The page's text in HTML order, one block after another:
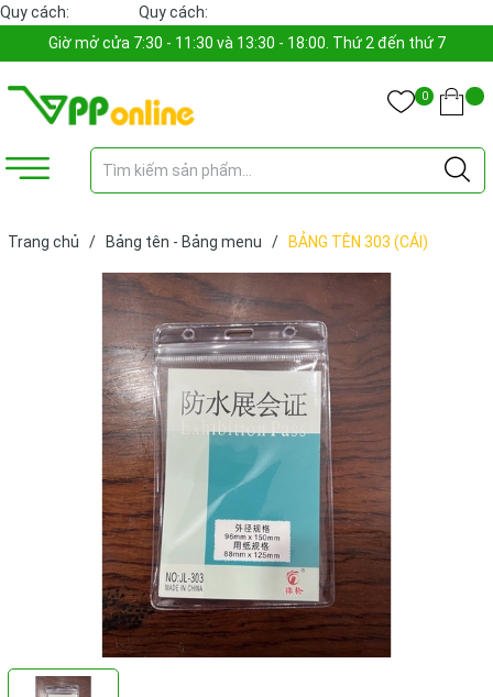
Quy cách:
Quy cách:
Giờ mở cửa 7:30 - 11:30 và 13:30 - 18:00. Thứ 2 đến thứ 7
0
Trang chủ / Bảng tên - Bảng menu / BẢNG TÊN 303 (CÁI)